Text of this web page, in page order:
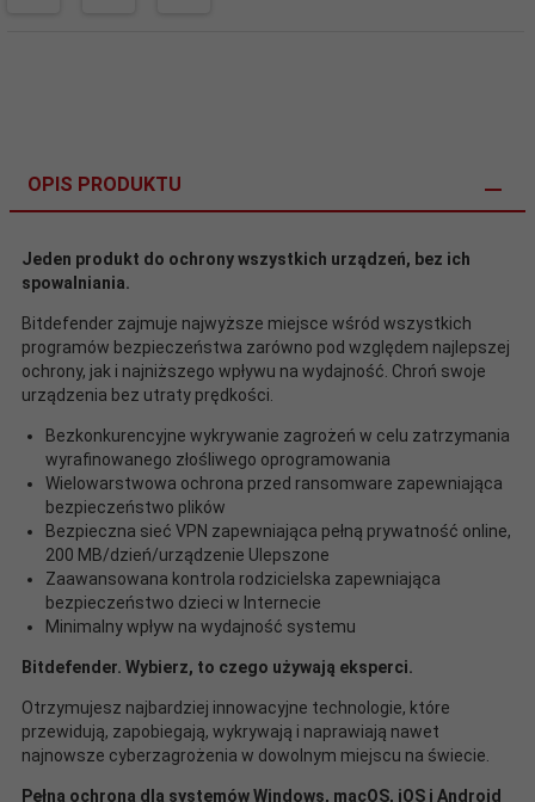
OPIS PRODUKTU
Jeden produkt do ochrony wszystkich urządzeń, bez ich
spowalniania.
Bitdefender zajmuje najwyższe miejsce wśród wszystkich
programów bezpieczeństwa zarówno pod względem najlepszej
ochrony, jak i najniższego wpływu na wydajność. Chroń swoje
urządzenia bez utraty prędkości.
Bezkonkurencyjne wykrywanie zagrożeń w celu zatrzymania
wyrafinowanego złośliwego oprogramowania
Wielowarstwowa ochrona przed ransomware zapewniająca
bezpieczeństwo plików
Bezpieczna sieć VPN zapewniająca pełną prywatność online,
200 MB/dzień/urządzenie Ulepszone
Zaawansowana kontrola rodzicielska zapewniająca
bezpieczeństwo dzieci w Internecie
Minimalny wpływ na wydajność systemu
Bitdefender. Wybierz, to czego używają eksperci.
Otrzymujesz najbardziej innowacyjne technologie, które
przewidują, zapobiegają, wykrywają i naprawiają nawet
najnowsze cyberzagrożenia w dowolnym miejscu na świecie.
Pełna ochrona dla systemów Windows, macOS, iOS i Android